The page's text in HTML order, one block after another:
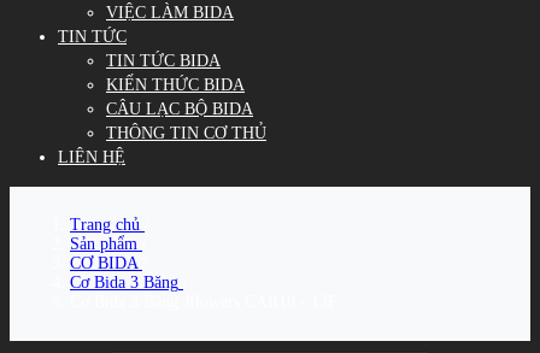
VIỆC LÀM BIDA
TIN TỨC
TIN TỨC BIDA
KIẾN THỨC BIDA
CÂU LẠC BỘ BIDA
THÔNG TIN CƠ THỦ
LIÊN HỆ
Trang chủ
Sản phẩm
CƠ BIDA
Cơ Bida 3 Băng